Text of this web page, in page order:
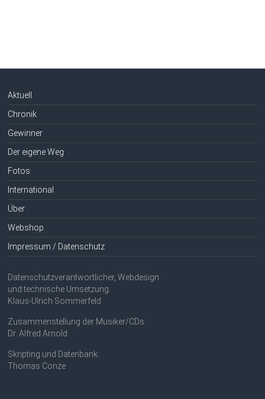
Aktuell
Chronik
Gewinner
Der eigene Weg
Fotos
International
Über
Webshop
Impressum / Datenschutz
Datenschutzverantwortlicher, Webdesign
und technische Umsetzung:
Klaus-Ulrich Sommerfeld
Zusammenstellung der Musiker/CDs:
Dr. Alfred Arnold
Skripting und Datenbank:
Thomas Conze